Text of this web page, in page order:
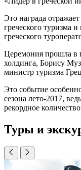
Это награда
греческого туризма
греческого
Церемония прошла в
холдинга, Борису
министр туризма
Это событие
сезона лето-2017,
рекордное
Туры и